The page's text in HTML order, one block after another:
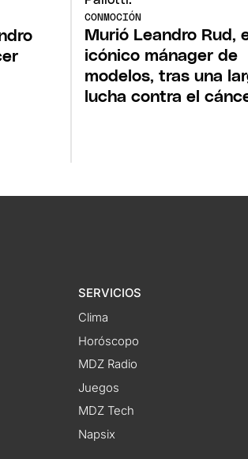
CONMOCIÓN
Murió Leandro Rud,
icónico mánager de
modelos, tras una
lucha contra el
SERVICIOS
Clima
Horóscopo
MDZ Radio
Juegos
MDZ Tech
Napsix